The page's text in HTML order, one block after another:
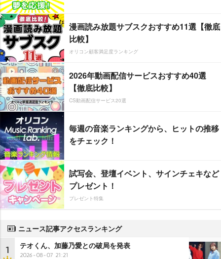
漫画読み放題サブスクおすすめ11選【徹底
比較】
オリコン顧客満足度ランキング
2026年動画配信サービスおすすめ40選
【徹底比較】
CS動画配信サービス20選
毎週の音楽ランキングから、ヒットの推移
をチェック！
試写会、登壇イベント、サインチェキなど
プレゼント！
プレゼント特集
ニュース記事アクセスランキング
1 テオくん、加藤乃愛との破局を発表
2026-08-07 21:21